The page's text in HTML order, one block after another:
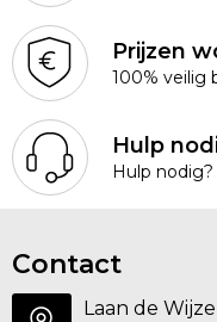
Prijzen
100% veilig
Hulp
Hulp
Contact
Laan de